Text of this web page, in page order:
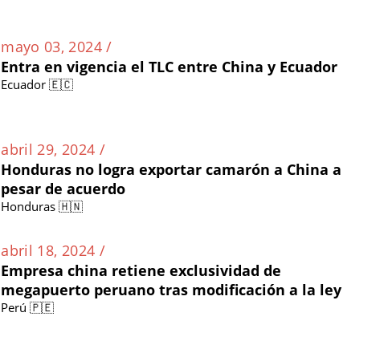
mayo 03, 2024 /
Entra en vigencia el TLC entre China y Ecuador
Ecuador 🇪🇨
abril 29, 2024 /
Honduras no logra exportar camarón a China a
pesar de acuerdo
Honduras 🇭🇳
abril 18, 2024 /
Empresa china retiene exclusividad de
megapuerto peruano tras modificación a la ley
Perú 🇵🇪